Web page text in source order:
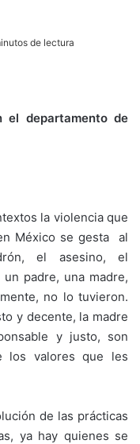
de lectura
el departamento de
la violencia que
México se gesta al
el asesino, el
padre, una madre,
no lo tuvieron.
y decente, la madre
y justo, son
los valores que les
de las prácticas
ya hay quienes se